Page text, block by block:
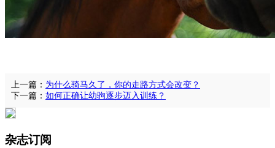
上一篇： 为什么骑马久了，你的走路方式会改变？
下一篇： 如何正确让幼驹逐步迈入训练？
杂志订阅